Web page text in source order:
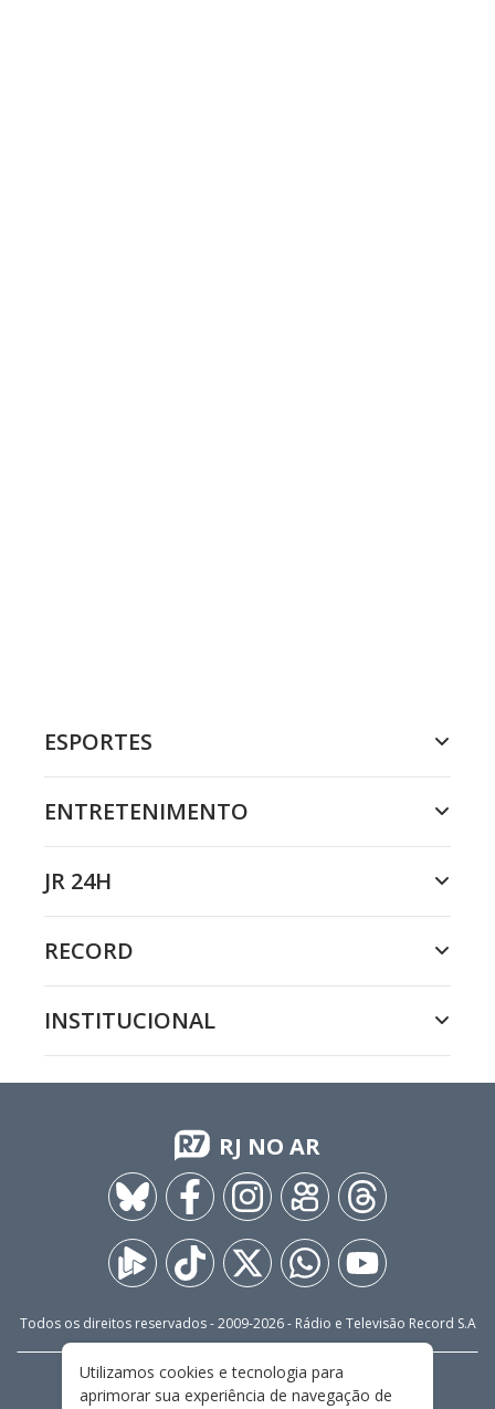
ESPORTES
ENTRETENIMENTO
JR 24H
RECORD
INSTITUCIONAL
RJ NO AR
Todos os direitos reservados - 2009-2026- Rádio e Televisão Record S.A
FALE CONOSCO
PRIVACIDADE
Utilizamos cookies e tecnologia para
aprimorar sua experiência de navegação de